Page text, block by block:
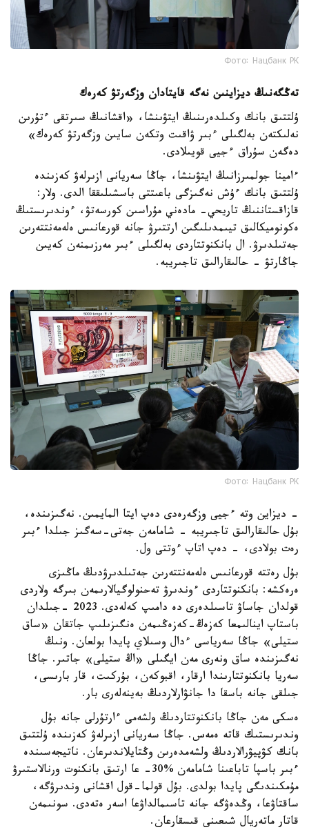
Фото: Нацбанк РК
تەڭگەنىڭ ديزاينىن نەگە قايتادان وزگەرتۋ كەرەك
ۇلتتىق بانك وكىلدەرىنىڭ ايتۋىنشا، «اقشانىڭ سىرتقى ءتۇرىن
نەلىكتەن بەلگىلى ءبىر ۋاقىت وتكەن سايىن وزگەرتۋ كەرەك»
دەگەن سۇراق ءجيى قويىلادى.
ءامينا جولمىرزانىڭ ايتۋىنشا، جاڭا سەريانى ازىرلەۋ كەزىندە
ۇلتتىق بانك ءۇش نەگىزگى باعىتتى باسشىلىققا الدى. ولار:
قازاقستاننىڭ تاريحي- مادەني مۇراسىن كورسەتۋ، ءوندىرىستىڭ
ەكونوميكالىق تيىمدىلىگىن ارتتىرۋ جانە قورعانىس ەلەمەنتتەرىن
جەتىلدىرۋ. ال بانكنوتتاردى بەلگىلى ءبىر مەرزىمنەن كەيىن
جاڭارتۋ - حالىقارالىق تاجىريبە.
Фото: Нацбанк РК
- ديزاين وتە ءجيى وزگەرەدى دەپ ايتا المايمىن. نەگىزىندە،
بۇل حالىقارالىق تاجىريبە - شامامەن جەتى-سەگىز جىلدا ءبىر
رەت بولادى، - دەپ اتاپ ءوتتى ول.
بۇل رەتتە قورعانىس ەلەمەنتتەرىن جەتىلدىرۋدىڭ ماڭىزى
ەرەكشە: بانكنوتتاردى ءوندىرۋ تەحنولوگيالارىمەن بىرگە ولاردى
قولدان جاساۋ تاسىلدەرى دە دامىپ كەلەدى. 2023 -جىلدان
باستاپ اينالىمعا كەزەڭ-كەزەڭىمەن ەنگىزىلىپ جاتقان «ساق
ستيلى» جاڭا سەرياسى ءدال وسىلاي پايدا بولعان. ونىڭ
نەگىزىندە ساق ونەرى مەن ايگىلى «اڭ ستيلى» جاتىر. جاڭا
سەريا بانكنوتتارىندا ارقار، اقبوكەن، بۇركىت، قار بارىسى،
جىلقى جانە باسقا دا جانۋارلاردىڭ بەينەلەرى بار.
ەسكى مەن جاڭا بانكنوتتاردىڭ ولشەمى ءارتۇرلى جانە بۇل
وندىرىستىك قاتە ەمەس. جاڭا سەريانى ازىرلەۋ كەزىندە ۇلتتىق
بانك كۋپيۋرالاردىڭ ولشەمدەرىن وڭتايلاندىرعان. ناتيجەسىندە
ءبىر باسپا تاباعىنا شامامەن %30- عا ارتىق بانكنوت ورنالاستىرۋ
مۇمكىندىگى پايدا بولدى. بۇل قولما-قول اقشانى وندىرۋگە،
ساقتاۋعا، وڭدەۋگە جانە تاسىمالداۋعا اسەر ەتەدى. سونىمەن
قاتار ماتەريال شىعىنى قىسقارعان.